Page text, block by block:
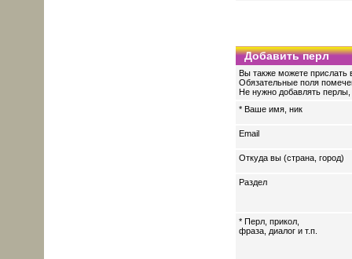
Добавить перл
Вы также можете прислать
Обязательные поля
Не нужно добавлять перлы,
* Ваше имя, ник
Email
Откуда вы (страна, город)
Раздел
* Перл, прикол,
фраза, диалог и т.п.